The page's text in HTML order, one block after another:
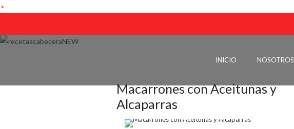
>
INICIO NOSOTROS
Macarrones con Aceitunas y
Alcaparras